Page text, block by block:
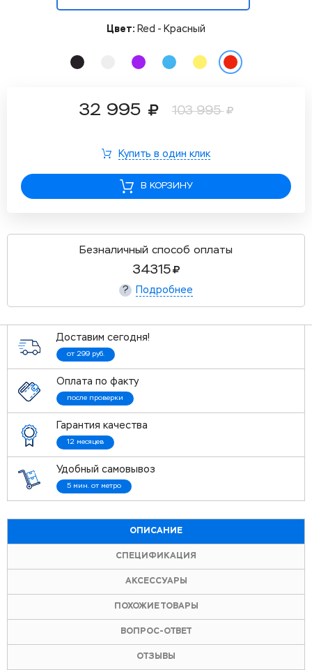
Цвет: Red - Красный
32 995 103 995
Купить в один клик
В КОРЗИНУ
34315
Безналичный способ оплаты
? Подробнее
Доставим сегодня!
от 299 руб.
Оплата по факту
после проверки
Гарантия качества
12 месяцев
Удобный самовывоз
5 мин. от метро
ОПИСАНИЕ
СПЕЦИФИКАЦИЯ
АКСЕССУАРЫ
ПОХОЖИЕ ТОВАРЫ
ВОПРОС-ОТВЕТ
ОТЗЫВЫ